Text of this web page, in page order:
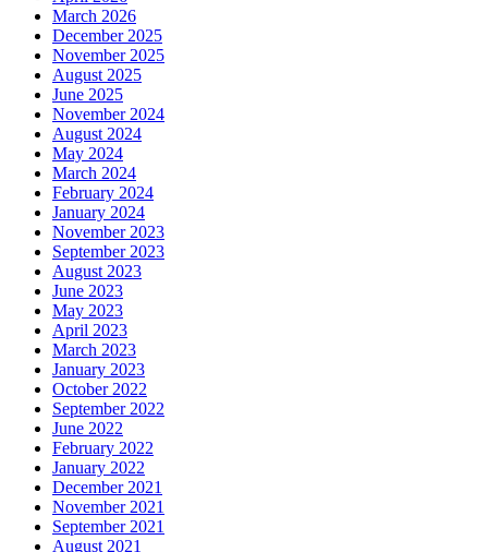
March 2026
December 2025
November 2025
August 2025
June 2025
November 2024
August 2024
May 2024
March 2024
February 2024
January 2024
November 2023
September 2023
August 2023
June 2023
May 2023
April 2023
March 2023
January 2023
October 2022
September 2022
June 2022
February 2022
January 2022
December 2021
November 2021
September 2021
August 2021